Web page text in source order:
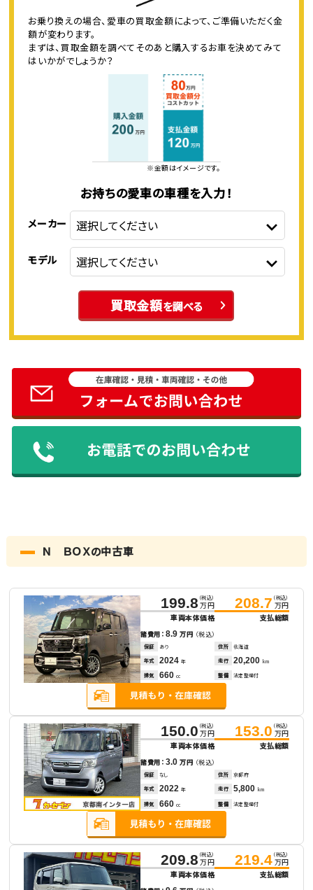
お乗り換えの場合、愛車の買取金額によって、ご準備いただく金
額が変わります。
まずは、買取金額を調べてそのあと購入するお車を決めてみて
はいかがでしょうか？
※金額はイメージです。
お持ちの愛車の車種を入力！
メーカー
モデル
買取金額を調べる
Ｎ ＢＯＸの中古車
199.8 （税込）
万円
車両本体価格
208.7 （税込）
万円
支払総額
諸費用：8.9万円 （税込）
保証 あり 住所 北海道
年式 2024 年 走行 20,200 km
排気 660 cc 整備 法定整備付
150.0 （税込）
万円
車両本体価格
153.0 （税込）
万円
支払総額
諸費用：3.0万円 （税込）
保証 なし 住所 京都府
年式 2022 年 走行 5,800 km
排気 660 cc 整備 法定整備付
209.8 （税込）
万円
車両本体価格
219.4 （税込）
万円
支払総額